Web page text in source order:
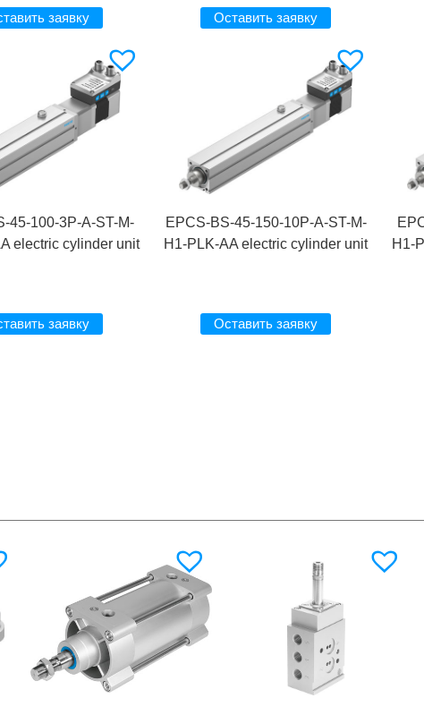
заявку Оставить заявку
45-100-3P-A-ST-M-
electric cylinder unit
заявку
EPCS-BS-45-150-10P-A-ST-M-
H1-PLK-AA electric cylinder unit
Оставить заявку
H1-